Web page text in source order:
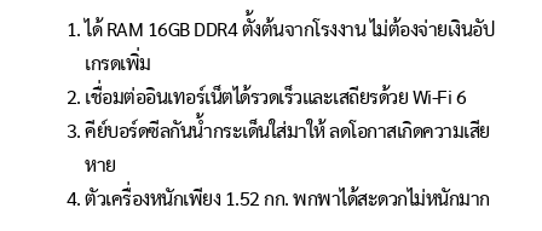
ได้ RAM 16GB DDR4 ตั้งต้นจากโรงงาน ไม่ต้องจ่ายเงินอัป
เกรดเพิ่ม
เชื่อมต่ออินเทอร์เน็ตได้รวดเร็วและเสถียรด้วย Wi-Fi 6
คีย์บอร์ดซีลกันน้ำกระเด็นใส่มาให้ ลดโอกาสเกิดความเสีย
หาย
ตัวเครื่องหนักเพียง 1.52 กก. พกพาได้สะดวกไม่หนักมาก